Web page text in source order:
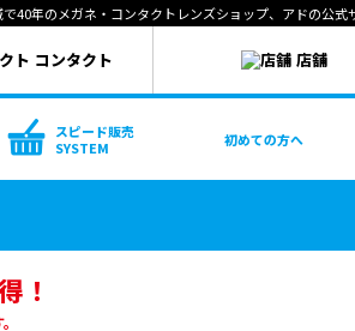
40年のメガネ・コンタクトレンズショップ、アドの公式
コンタクト 店舗
スピード販売
SYSTEM
初めての方へ
！